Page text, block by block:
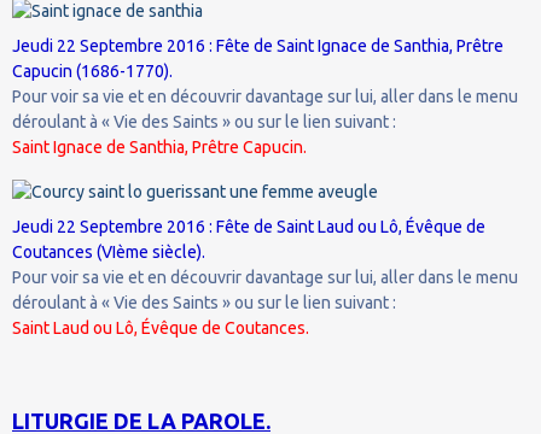
Jeudi 22 Septembre 2016 : Fête de Saint Ignace de Santhia, Prêtre
Capucin (1686-1770).
Pour voir sa vie et en découvrir davantage sur lui, aller dans le menu
déroulant à « Vie des Saints » ou sur le lien suivant :
Saint Ignace de Santhia, Prêtre Capucin.
Jeudi 22 Septembre 2016 : Fête de Saint Laud ou Lô, Évêque de
Coutances (VIème siècle).
Pour voir sa vie et en découvrir davantage sur lui, aller dans le menu
déroulant à « Vie des Saints » ou sur le lien suivant :
Saint Laud ou Lô, Évêque de Coutances.
LITURGIE DE LA PAROLE.